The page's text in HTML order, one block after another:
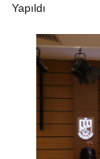
Yapıldı